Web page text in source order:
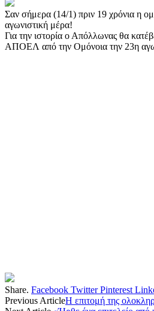
Σαν σήμερα (14/1) πριν 19 χρόνια η
αγωνιστική μέρα!
Για την ιστορία ο Απόλλωνας θα
ΑΠΟΕΛ από την Ομόνοια την 23η
Share. Facebook Twitter Pinterest
Previous ArticleΗ επιτομή της